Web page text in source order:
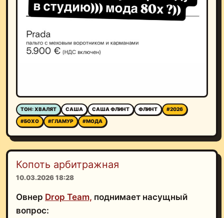
ТОН: ХВАЛЯТ САША САША ФЛИНТ ФЛИНТ
#2026
#БОХО
#ГЛАМУР #МОДА
Копоть арбитражная
10.03.2026 18:28
Овнер Drop Team, поднимает насущный
вопрос: